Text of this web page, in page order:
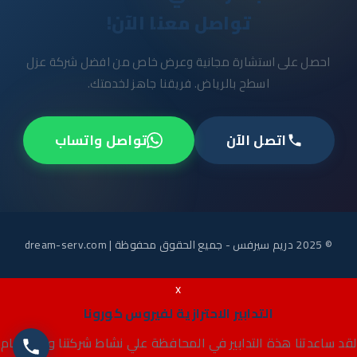
تواصل معنا الآن!
احصل على استشارة مجانية وعرض خاص من افضل شركة عزل
اسطح بالرياض. فريقنا جاهز لخدمتك.
اتصل الآن تواصل واتساب
© 2025 دريم سيرفس - جميع الحقوق محفوظة | dream-serv.com
x
التدابير الاحترازية لفيروس كورونا
لقد ساعدتنا هذة التدابير في المحافظة علي نشاط شركتنا والاهتمام